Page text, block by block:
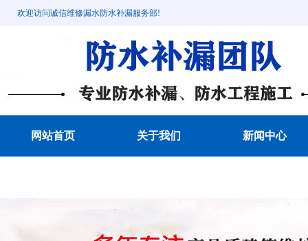
欢迎访问诚信维修漏水防水补漏服务部!
网站首页 关于我们 新闻中心